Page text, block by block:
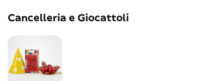
Cancelleria e Giocattoli